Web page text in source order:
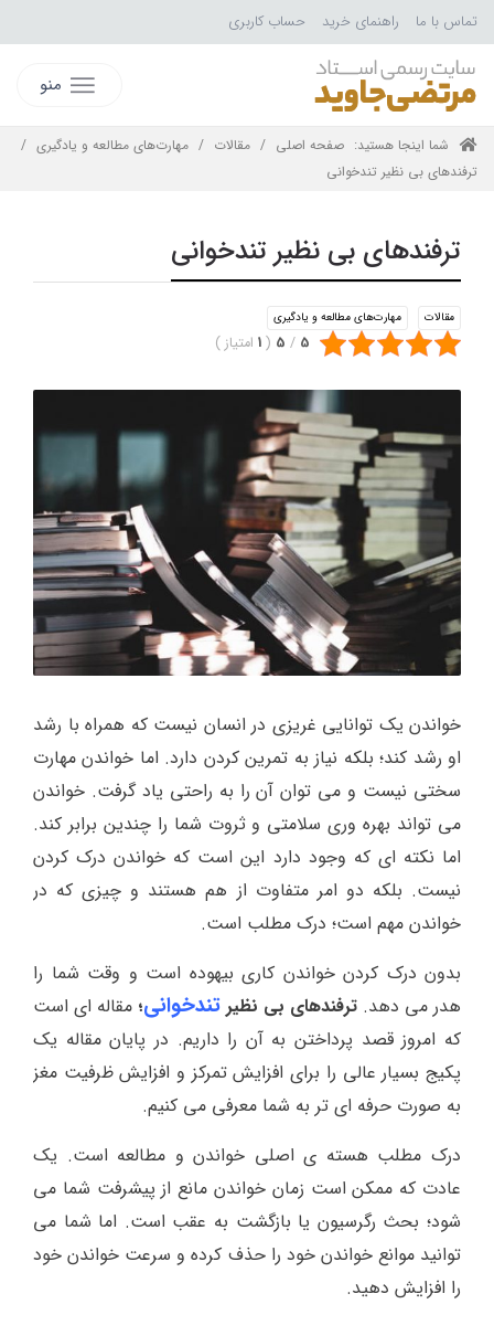
تماس با ما راهنمای خرید حساب کاربری
منو
شما اینجا هستید: صفحه اصلی / مقالات / مهارت‌های مطالعه و یادگیری /
ترفندهای بی نظیر تندخوانی
ترفندهای بی نظیر تندخوانی
مقالات مهارت‌های مطالعه و یادگیری
5
/
5
(
1 امتیاز)
خواندن یک توانایی غریزی در انسان نیست که همراه با رشد
او رشد کند؛ بلکه نیاز به تمرین کردن دارد. اما خواندن مهارت
سختی نیست و می توان آن را به راحتی یاد گرفت. خواندن
می تواند بهره وری سلامتی و ثروت شما را چندین برابر کند.
اما نکته ای که وجود دارد این است که خواندن درک کردن
نیست. بلکه دو امر متفاوت از هم هستند و چیزی که در
خواندن مهم است؛ درک مطلب است.
بدون درک کردن خواندن کاری بیهوده است و وقت شما را
هدر می دهد. ترفندهای بی نظیر تندخوانی؛ مقاله ای است
که امروز قصد پرداختن به آن را داریم. در پایان مقاله یک
پکیج بسیار عالی را برای افزایش تمرکز و افزایش ظرفیت مغز
به صورت حرفه ای تر به شما معرفی می کنیم.
درک مطلب هسته ی اصلی خواندن و مطالعه است. یک
عادت که ممکن است زمان خواندن مانع از پیشرفت شما می
شود؛ بحث رگرسیون یا بازگشت به عقب است. اما شما می
توانید موانع خواندن خود را حذف کرده و سرعت خواندن خود
را افزایش دهید.